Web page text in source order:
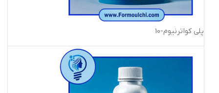
پلی­ کواترنیوم-10